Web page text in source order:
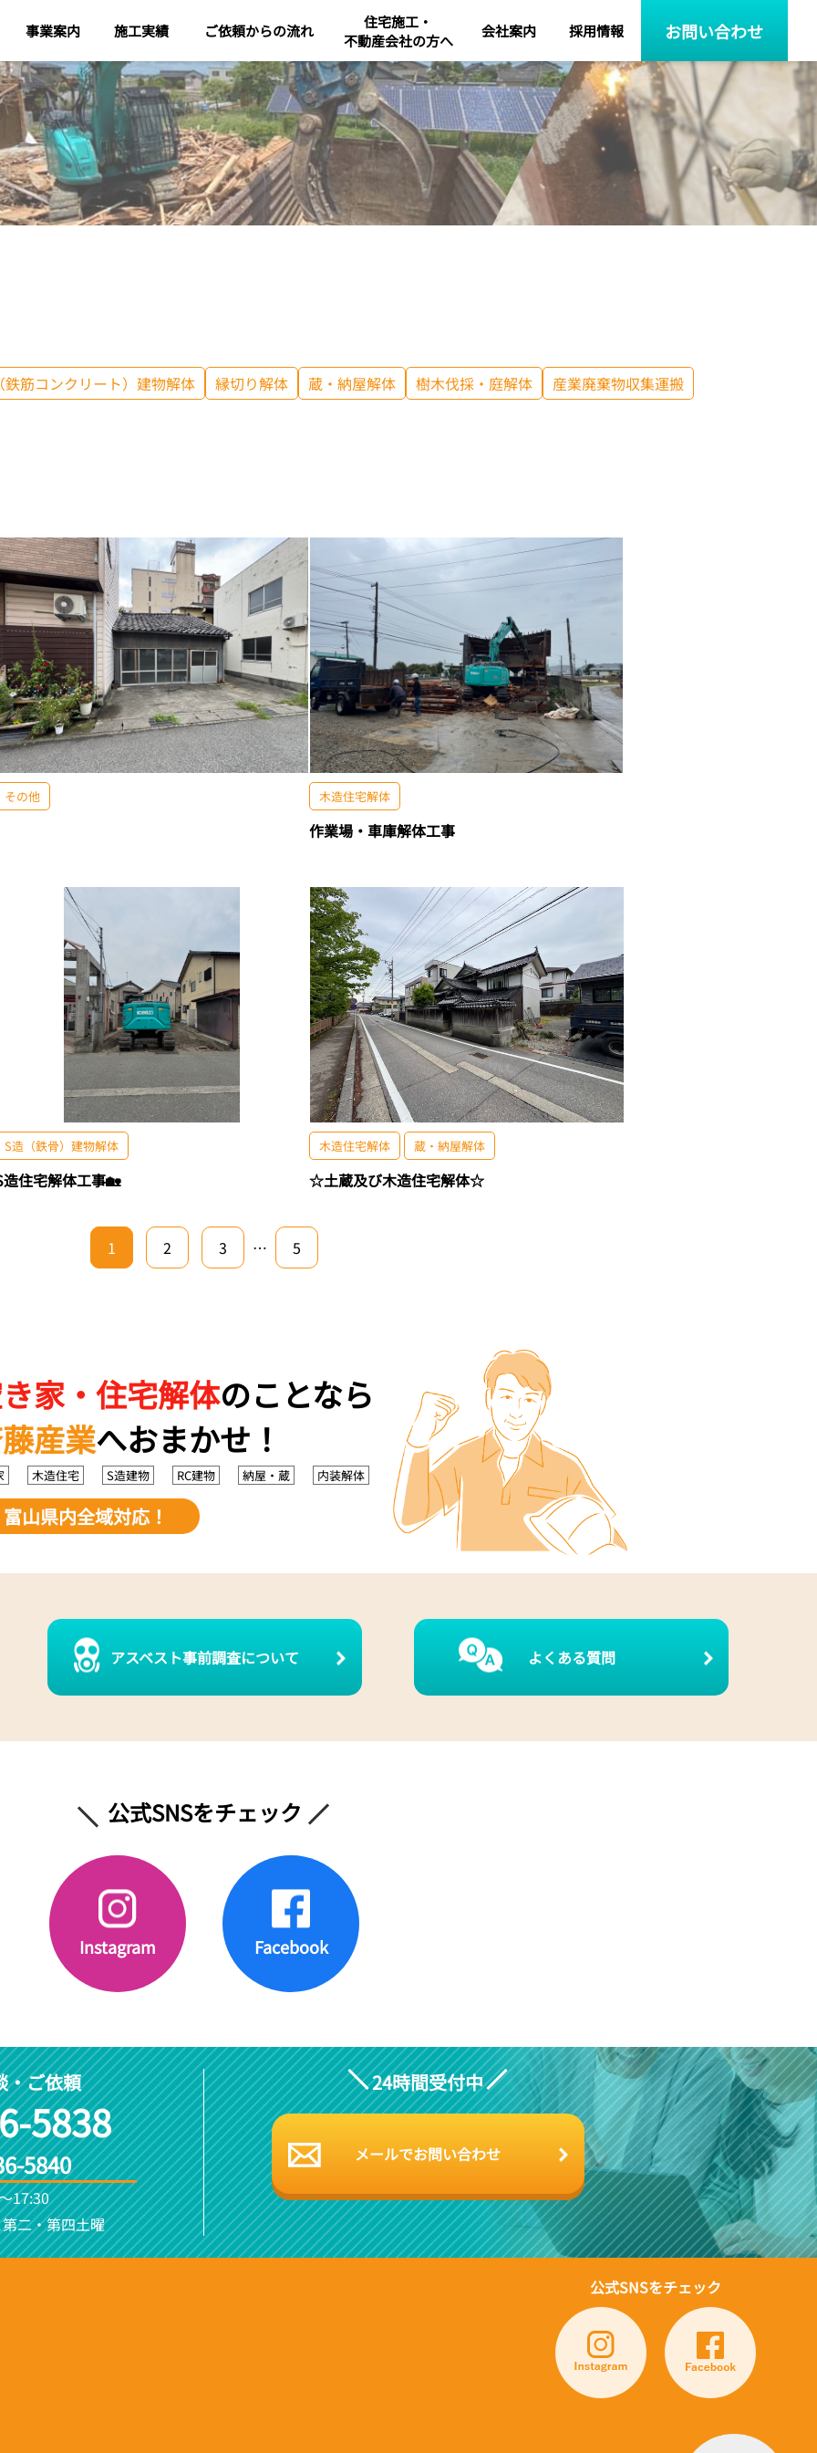
事業案内 施工実績 ご依頼からの流れ
住宅施工・
不動産会社の方へ
会社案内 採用情報 お問い合わせ
鉄筋コンクリート）建物解体 縁切り解体 蔵・納屋解体 樹木伐採・庭解体 産業廃棄物収集運搬
その他 木造住宅解体
作業場・車庫解体工事
S造（鉄骨）建物解体
造住宅解体工事🏡
木造住宅解体 蔵・納屋解体
☆土蔵及び木造住宅解体☆
1 2 3 … 5
家・住宅解体のことなら
産業へおまかせ！
木造住宅 S造建物 RC建物 納屋・蔵 内装解体
富山県内全域対応！
アスベスト事前調査について よくある質問
公式SNSをチェック
Instagram Facebook
・ご依頼
5838
5840
17:30
二・第四土曜
24時間受付中
メールでお問い合わせ
公式SNSをチェック